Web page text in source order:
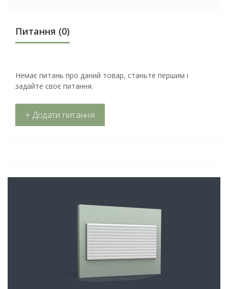
Питання (0)
Немає питань про даний товар, станьте першим і
задайте своє питання.
+ Додати питання